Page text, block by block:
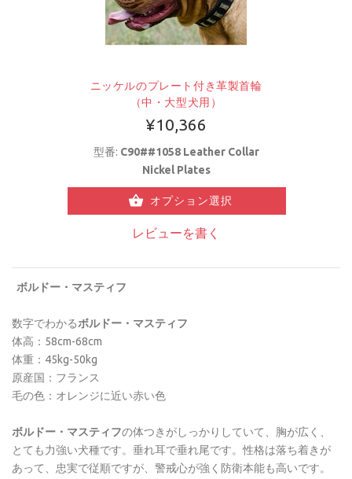
ニッケルのプレート付き革製首輪
（中・大型犬用）
¥10,366
型番: C90##1058 Leather Collar
Nickel Plates
オプション選択
レビューを書く
ボルドー・マスティフ
数字でわかるボルドー・マスティフ
体高：58cm-68cm
体重：45kg-50kg
原産国：フランス
毛の色：オレンジに近い赤い色
ボルドー・マスティフの体つきがしっかりしていて、胸が広く、
とても力強い犬種です。垂れ耳で垂れ尾です。性格は落ち着きが
あって、忠実で従順ですが、警戒心が強く防衛本能も高いです。